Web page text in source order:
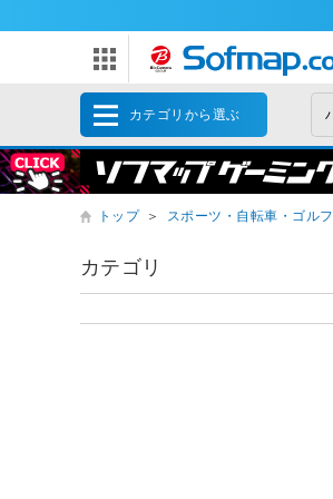
カテゴリから選ぶ
トップ ＞ スポーツ・自転車・ゴルフ
カテゴリ